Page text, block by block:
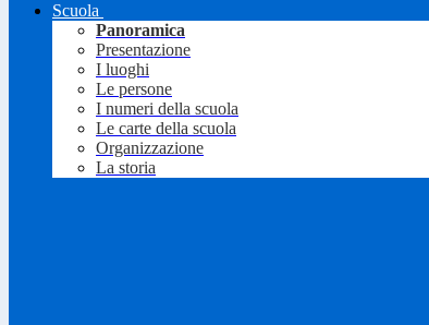
Scuola
Panoramica
Presentazione
I luoghi
Le persone
I numeri della scuola
Le carte della scuola
Organizzazione
La storia